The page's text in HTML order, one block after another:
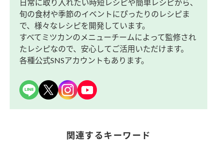
日常に取り入れたい時短レシピや簡単レシピから、
旬の食材や季節のイベントにぴったりのレシピま
で、様々なレシピを開発しています。
すべてミツカンのメニューチームによって監修され
たレシピなので、安心してご活用いただけます。
各種公式SNSアカウントもあります。
関連するキーワード